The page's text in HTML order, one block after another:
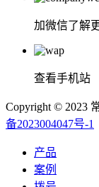
加微信了解
查看手机站
Copyright © 2023
备2023004047号-1
产品
案例